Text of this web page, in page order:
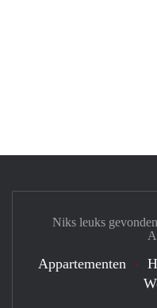
Niks leuks
Appartementen